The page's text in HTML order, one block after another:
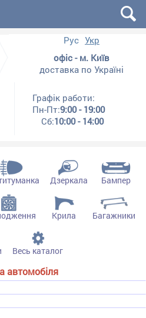
Рус Укр
офіс - м. Київ
доставка по Україні
Графік работи:
Пн-Пт:9:00 - 19:00
Сб:10:00 - 14:00
Дзеркала Бампер
Крила Багажники
Весь каталог
автомобіля